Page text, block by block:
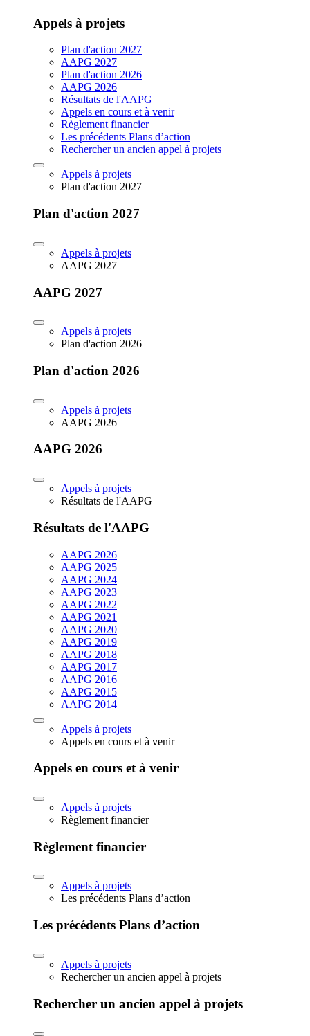
Appels à projets
Plan d'action 2027
AAPG 2027
Plan d'action 2026
AAPG 2026
Résultats de l'AAPG
Appels en cours et à venir
Règlement financier
Les précédents Plans d’action
Rechercher un ancien appel à projets
Appels à projets
Plan d'action 2027
Plan d'action 2027
Appels à projets
AAPG 2027
AAPG 2027
Appels à projets
Plan d'action 2026
Plan d'action 2026
Appels à projets
AAPG 2026
AAPG 2026
Appels à projets
Résultats de l'AAPG
Résultats de l'AAPG
AAPG 2026
AAPG 2025
AAPG 2024
AAPG 2023
AAPG 2022
AAPG 2021
AAPG 2020
AAPG 2019
AAPG 2018
AAPG 2017
AAPG 2016
AAPG 2015
AAPG 2014
Appels à projets
Appels en cours et à venir
Appels en cours et à venir
Appels à projets
Règlement financier
Règlement financier
Appels à projets
Les précédents Plans d’action
Les précédents Plans d’action
Appels à projets
Rechercher un ancien appel à projets
Rechercher un ancien appel à projets